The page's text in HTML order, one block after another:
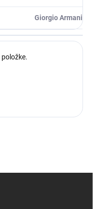
Giorgio Armani